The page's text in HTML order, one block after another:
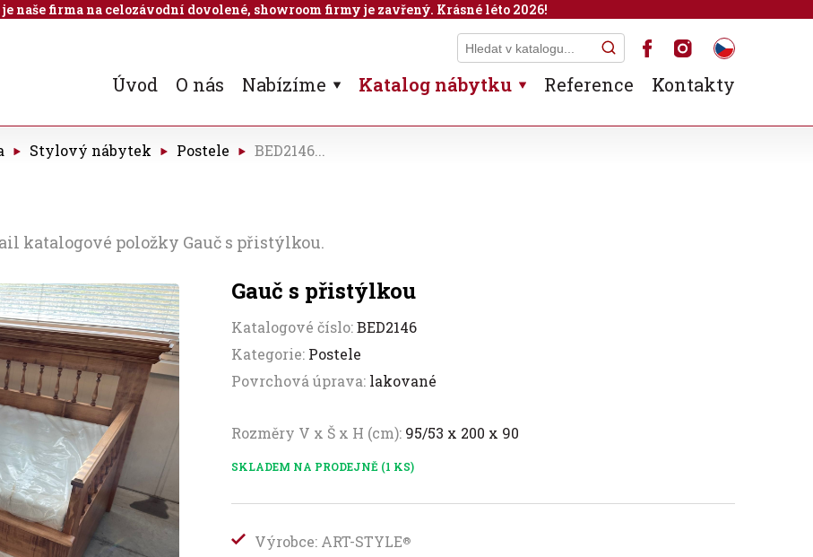
Úvod O nás Nabízíme Katalog nábytku Reference Kontakty
katalogové položky Gauč s přistýlkou.
Stylový nábytek Postele BED2146...
Gauč s přistýlkou
Katalogové číslo:BED2146
Kategorie: Postele
Povrchová úprava: lakované
Rozměry V x Š x H (cm): 95/53 x 200 x 90
SKLADEM NA PRODEJNĚ (1 KS)
Výrobce: ART-STYLE®
je naše firma na celozávodní dovolené, showroom firmy je zavřený. Krásné léto 2026!